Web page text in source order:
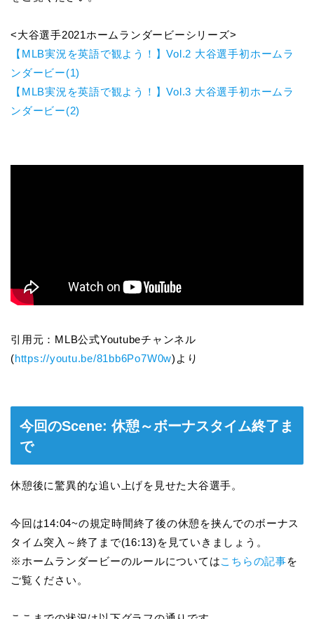
<大谷選手2021ホームランダービーシリーズ>
【MLB実況を英語で観よう！】Vol.2 大谷選手初ホームラ
ンダービー(1)
【MLB実況を英語で観よう！】Vol.3 大谷選手初ホームラ
ンダービー(2)
引用元：MLB公式Youtubeチャンネル
(https://youtu.be/81bb6Po7W0w)より
今回のScene: 休憩～ボーナスタイム終了ま
で
休憩後に驚異的な追い上げを見せた大谷選手。
今回は14:04~の規定時間終了後の休憩を挟んでのボーナス
タイム突入～終了まで(16:13)を見ていきましょう。
※ホームランダービーのルールについてはこちらの記事を
ご覧ください。